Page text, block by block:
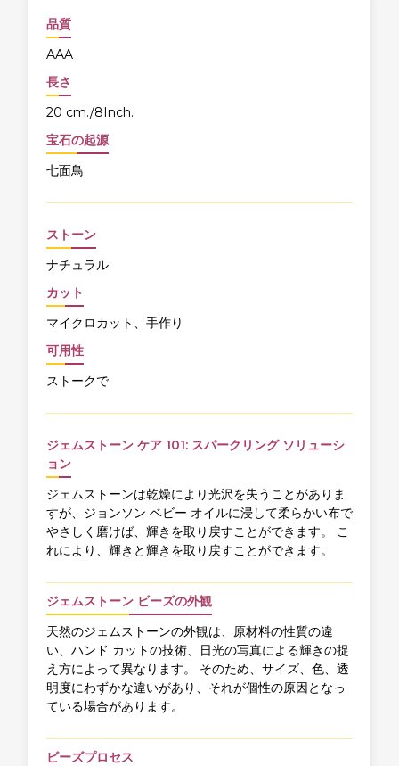
品質
AAA
長さ
20 cm./8Inch.
宝石の起源
七面鳥
ストーン
ナチュラル
カット
マイクロカット、手作り
可用性
ストークで
ジェムストーン ケア 101: スパークリング ソリューシ
ョン
ジェムストーンは乾燥により光沢を失うことがありま
すが、ジョンソン ベビー オイルに浸して柔らかい布で
やさしく磨けば、輝きを取り戻すことができます。 こ
れにより、輝きと輝きを取り戻すことができます。
ジェムストーン ビーズの外観
天然のジェムストーンの外観は、原材料の性質の違
い、ハンド カットの技術、日光の写真による輝きの捉
え方によって異なります。 そのため、サイズ、色、透
明度にわずかな違いがあり、それが個性の原因となっ
ている場合があります。
ビーズプロセス